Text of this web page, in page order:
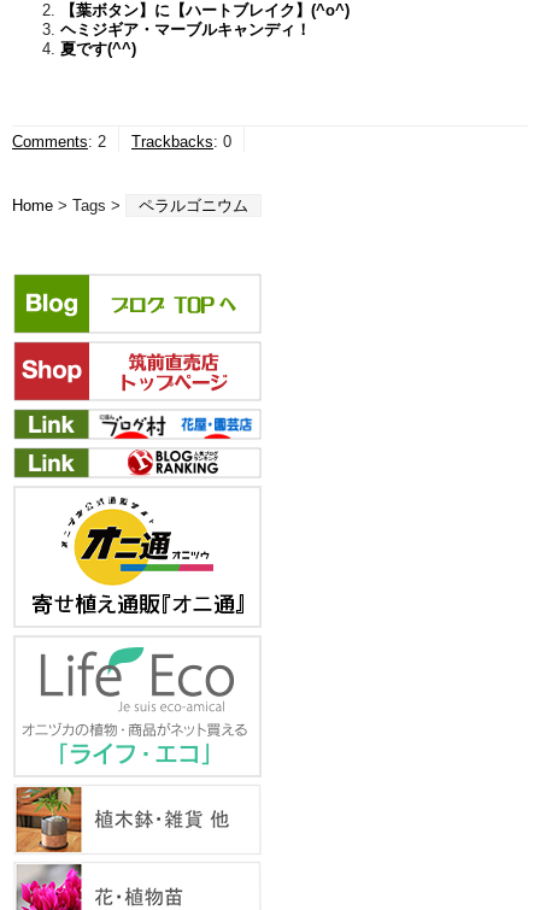
【葉ボタン】に【ハートブレイク】(^o^)
ヘミジギア・マーブルキャンディ！
夏です(^^)
Comments: 2 Trackbacks: 0
Home > Tags > ペラルゴニウム